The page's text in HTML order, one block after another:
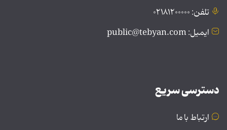
تلفن: ۰۲۱۸۱۲۰۰۰۰۰
ایمیل: public@tebyan.com
دسترسی سریع
ارتباط با ما